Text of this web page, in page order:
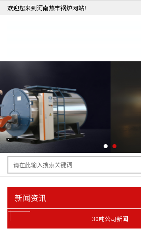
欢迎您来到河南热丰锅炉网站！
新闻资讯
30吨公司新闻